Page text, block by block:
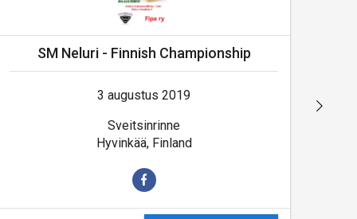
SM Neluri - Finnish Championship
3 augustus 2019
Sveitsinrinne
Hyvinkää, Finland